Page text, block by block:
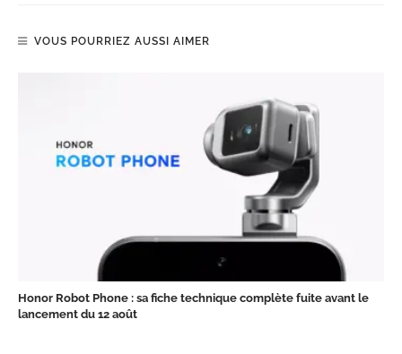
VOUS POURRIEZ AUSSI AIMER
Honor Robot Phone : sa fiche technique complète fuite avant le
lancement du 12 août